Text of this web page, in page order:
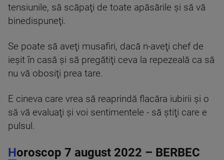
tensiunile, să scăpaţi de toate apăsările şi să vă
binedispuneţi.
Se poate să aveţi musafiri, dacă n-aveţi chef de
ieşit în casă şi să pregătiţi ceva la repezeală ca să
nu vă obosiţi prea tare.
E cineva care vrea să reaprindă flacăra iubirii şi o
să vă evaluaţi şi voi sentimentele - să ştiţi care e
pulsul.
Horoscop 7 august 2022 – BERBEC